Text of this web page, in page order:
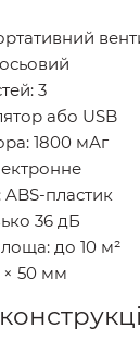
3
або USB
1800 мАг
ABS-пластик
36 дБ
до 10 м²
× 50 мм